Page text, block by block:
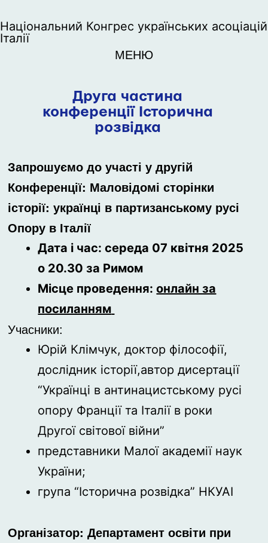
Національний Конгрес українських асоціацій
Італії
МЕНЮ
Друга частина
конференції Історична
розвідка
Запрошуємо до участі у другій
Конференції: Маловідомі сторінки
історії: українці в партизанському русі
Опору в Італії
Дата і час: середа 07 квітня 2025
о 20.30 за Римом
Місце проведення:онлайн за
посиланням
Учасники:
Юрій Клімчук, доктор філософії,
дослідник історії,автор дисертації
“Українці в антинацистському русі
опору Франції та Італії в роки
Другої світової війни”
представники Малої академії наук
України;
група “Історична розвідка” НКУАІ
Організатор: Департамент освіти при